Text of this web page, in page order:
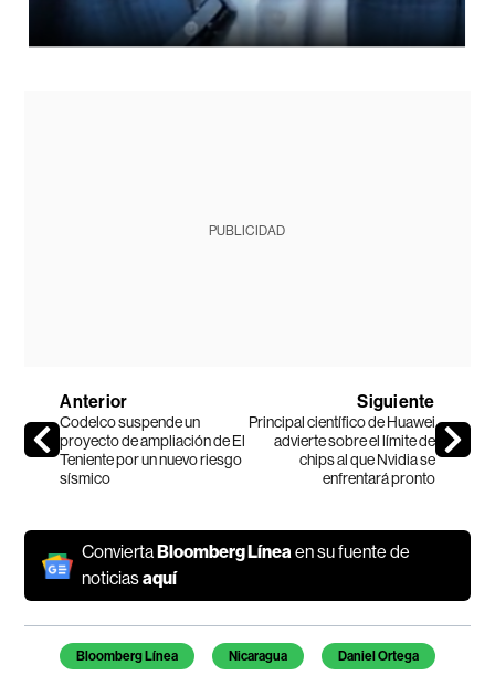
PUBLICIDAD
Anterior
Codelco suspende un
proyecto de ampliación de El
Teniente por un nuevo riesgo
sísmico
Siguiente
Principal científico de Huawei
advierte sobre el límite de
chips al que Nvidia se
enfrentará pronto
ConviertaBloomberg Líneaen su fuente de
noticiasaquí
Temas de este artículo
Bloomberg Línea Nicaragua Daniel Ortega